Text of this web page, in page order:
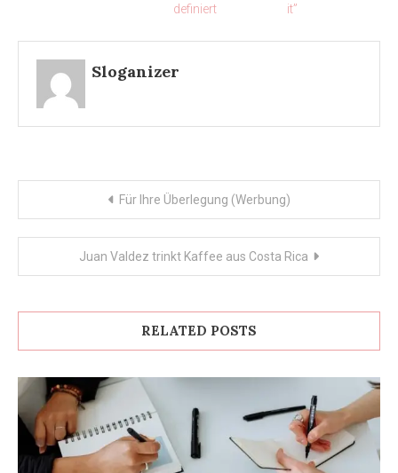
definiert
it”
Sloganizer
navigation
Für Ihre Überlegung (Werbung)
Juan Valdez trinkt Kaffee aus Costa Rica
RELATED POSTS